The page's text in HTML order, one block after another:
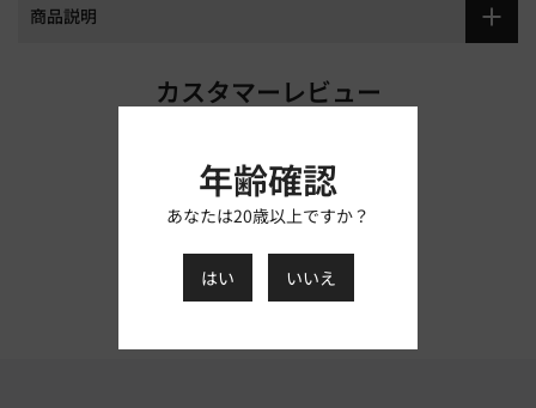
商品説明
カスタマーレビュー
レビューを書きましょう
レビューを書く
年齢確認
あなたは20歳以上ですか？
はい いいえ